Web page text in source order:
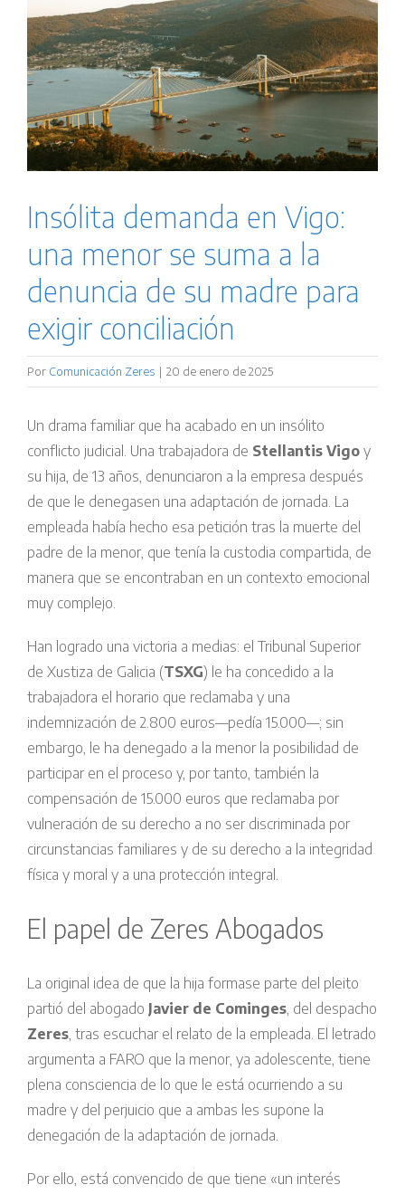
Insólita demanda en Vigo:
una menor se suma a la
denuncia de su madre para
exigir conciliación
Por Comunicación Zeres | 20 de enero de 2025
Un drama familiar que ha acabado en un insólito
conflicto judicial. Una trabajadora de Stellantis Vigo y
su hija, de 13 años, denunciaron a la empresa después
de que le denegasen una adaptación de jornada. La
empleada había hecho esa petición tras la muerte del
padre de la menor, que tenía la custodia compartida, de
manera que se encontraban en un contexto emocional
muy complejo.
Han logrado una victoria a medias: el Tribunal Superior
de Xustiza de Galicia (TSXG) le ha concedido a la
trabajadora el horario que reclamaba y una
indemnización de 2.800 euros—pedía 15.000—; sin
embargo, le ha denegado a la menor la posibilidad de
participar en el proceso y, por tanto, también la
compensación de 15.000 euros que reclamaba por
vulneración de su derecho a no ser discriminada por
circunstancias familiares y de su derecho a la integridad
física y moral y a una protección integral.
El papel de Zeres Abogados
La original idea de que la hija formase parte del pleito
partió del abogado Javier de Cominges, del despacho
Zeres, tras escuchar el relato de la empleada. El letrado
argumenta a FARO que la menor, ya adolescente, tiene
plena consciencia de lo que le está ocurriendo a su
madre y del perjuicio que a ambas les supone la
denegación de la adaptación de jornada.
Por ello, está convencido de que tiene «un interés